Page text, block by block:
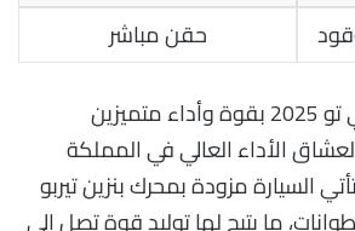
حقن مباشر
تتمتع سيارة جيتور تي تو 2025 بقوة وأداء متميزين
لعشاق الأداء العالي في المملكة
السيارة مزودة بمحرك بنزين تيربو
أسطوانات، ما يتيح لها توليد قوة تصل إلى